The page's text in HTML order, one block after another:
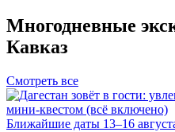
Многодневные
Кавказ
Смотреть все
Ближайшие даты 13–16